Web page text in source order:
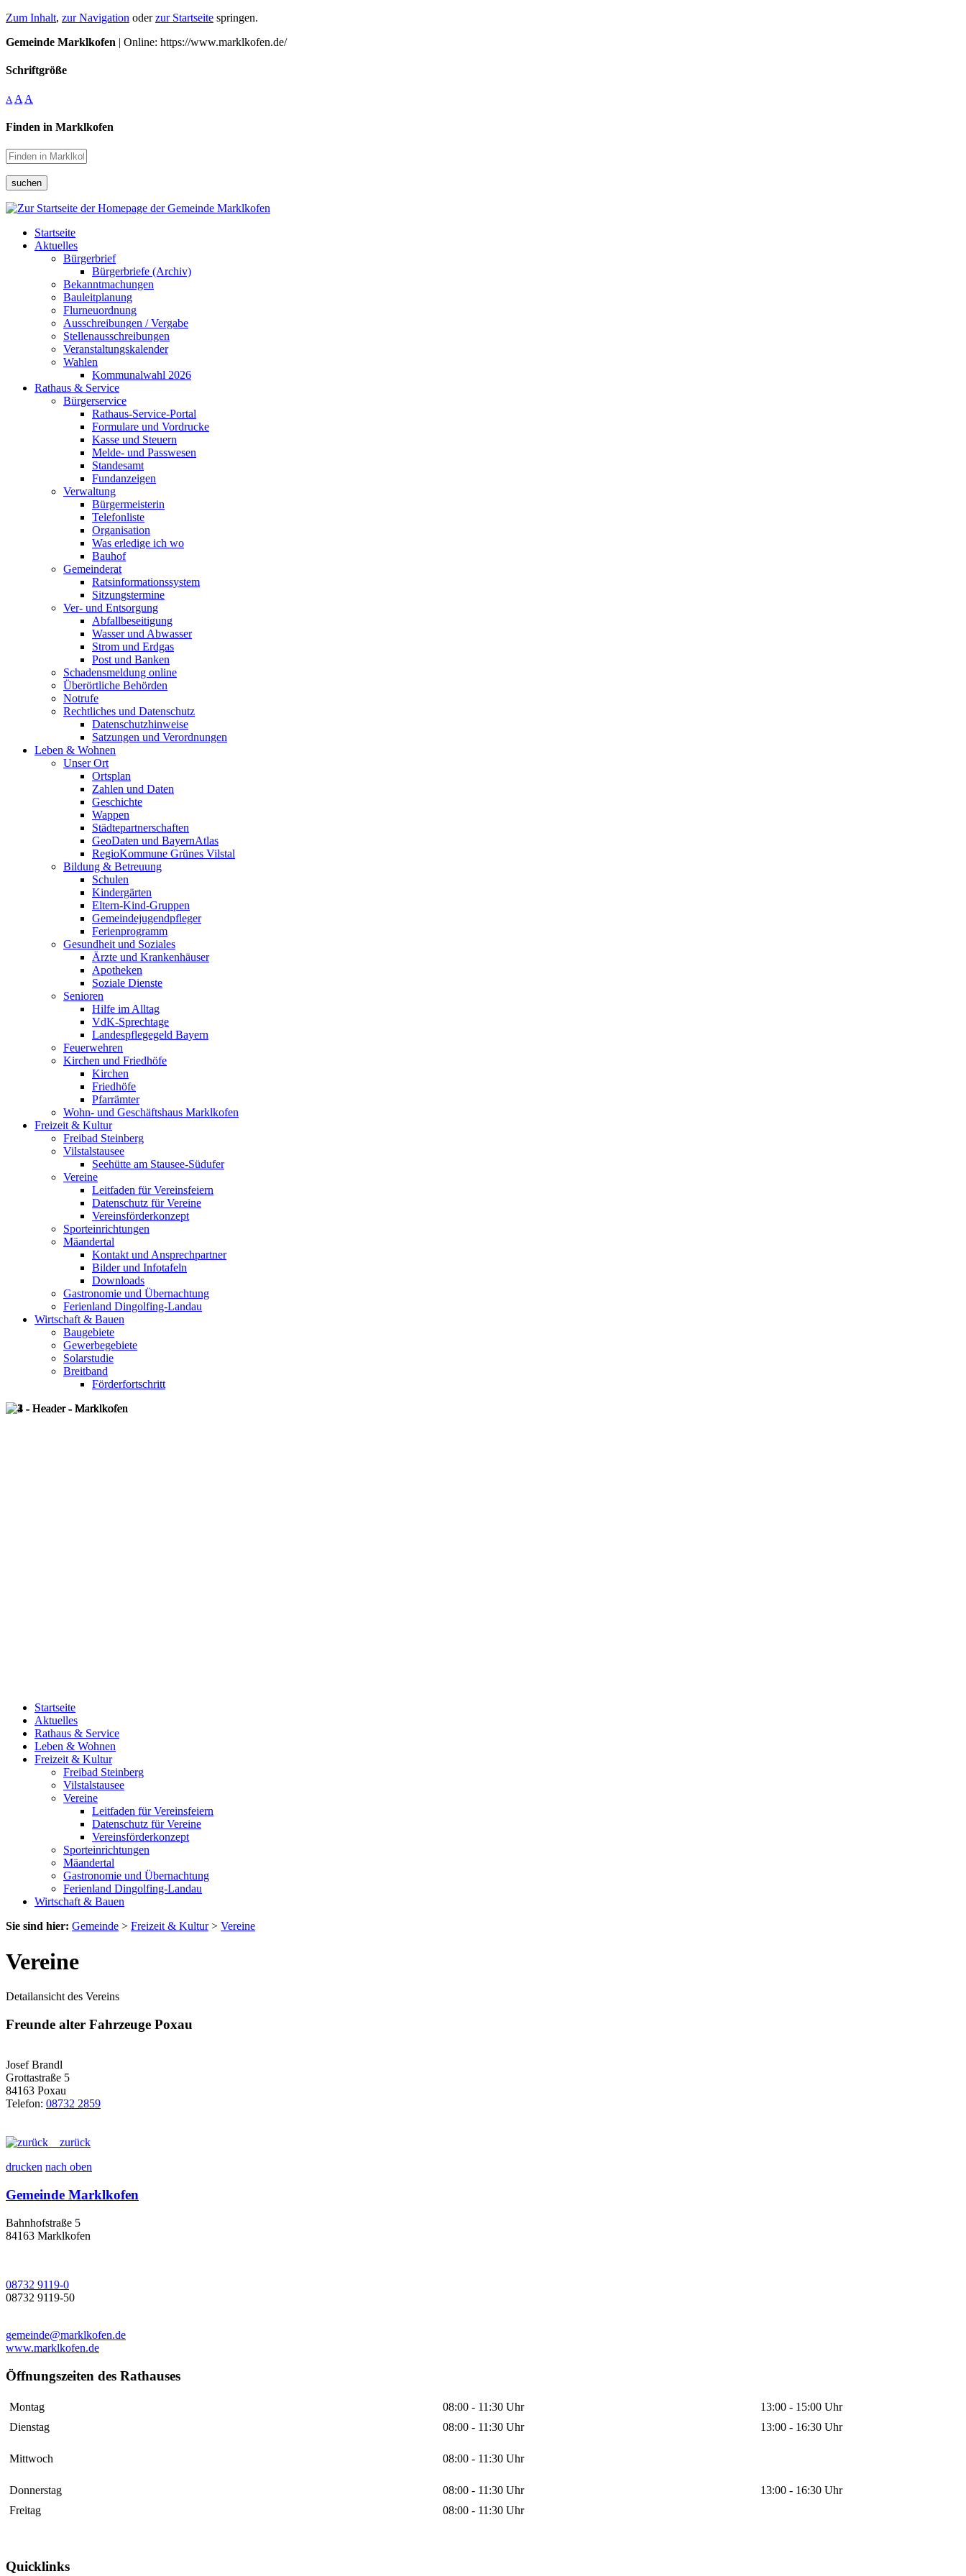
Zum Inhalt, zur Navigation oderzur Startseite springen.
Gemeinde Marklkofen | Online: https://www.marklkofen.de/
Schriftgröße
A A A
Finden in Marklkofen
suchen
Startseite
Aktuelles
Bürgerbrief
Bürgerbriefe (Archiv)
Bekanntmachungen
Bauleitplanung
Flurneuordnung
Ausschreibungen / Vergabe
Stellenausschreibungen
Veranstaltungskalender
Wahlen
Kommunalwahl 2026
Rathaus & Service
Bürgerservice
Rathaus-Service-Portal
Formulare und Vordrucke
Kasse und Steuern
Melde- und Passwesen
Standesamt
Fundanzeigen
Verwaltung
Bürgermeisterin
Telefonliste
Organisation
Was erledige ich wo
Bauhof
Gemeinderat
Ratsinformationssystem
Sitzungstermine
Ver- und Entsorgung
Abfallbeseitigung
Wasser und Abwasser
Strom und Erdgas
Post und Banken
Schadensmeldung online
Überörtliche Behörden
Notrufe
Rechtliches und Datenschutz
Datenschutzhinweise
Satzungen und Verordnungen
Leben & Wohnen
Unser Ort
Ortsplan
Zahlen und Daten
Geschichte
Wappen
Städtepartnerschaften
GeoDaten und BayernAtlas
RegioKommune Grünes Vilstal
Bildung & Betreuung
Schulen
Kindergärten
Eltern-Kind-Gruppen
Gemeindejugendpfleger
Ferienprogramm
Gesundheit und Soziales
Ärzte und Krankenhäuser
Apotheken
Soziale Dienste
Senioren
Hilfe im Alltag
VdK-Sprechtage
Landespflegegeld Bayern
Feuerwehren
Kirchen und Friedhöfe
Kirchen
Friedhöfe
Pfarrämter
Wohn- und Geschäftshaus Marklkofen
Freizeit & Kultur
Freibad Steinberg
Vilstalstausee
Seehütte am Stausee-Südufer
Vereine
Leitfaden für Vereinsfeiern
Datenschutz für Vereine
Vereinsförderkonzept
Sporteinrichtungen
Mäandertal
Kontakt und Ansprechpartner
Bilder und Infotafeln
Downloads
Gastronomie und Übernachtung
Ferienland Dingolfing-Landau
Wirtschaft & Bauen
Baugebiete
Gewerbegebiete
Solarstudie
Breitband
Förderfortschritt
Startseite
Aktuelles
Rathaus & Service
Leben & Wohnen
Freizeit & Kultur
Freibad Steinberg
Vilstalstausee
Vereine
Leitfaden für Vereinsfeiern
Datenschutz für Vereine
Vereinsförderkonzept
Sporteinrichtungen
Mäandertal
Gastronomie und Übernachtung
Ferienland Dingolfing-Landau
Wirtschaft & Bauen
Sie sind hier: Gemeinde > Freizeit & Kultur> Vereine
Vereine
Detailansicht des Vereins
Freunde alter Fahrzeuge Poxau
Josef Brandl
Grottastraße 5
84163 Poxau
Telefon: 08732 2859
zurück
drucken nach oben
Gemeinde Marklkofen
Bahnhofstraße 5
84163 Marklkofen
08732 9119-0
08732 9119-50
gemeinde@marklkofen.de
www.marklkofen.de
Öffnungszeiten des Rathauses
Montag 08:00 - 11:30 Uhr
13:00 - 15:00 Uhr
Dienstag
08:00 - 11:30 Uhr 13:00 - 16:30 Uhr
Mittwoch 08:00 - 11:30 Uhr
Donnerstag 08:00 - 11:30 Uhr
13:00 - 16:30 Uhr
Freitag
08:00 - 11:30 Uhr
Quicklinks